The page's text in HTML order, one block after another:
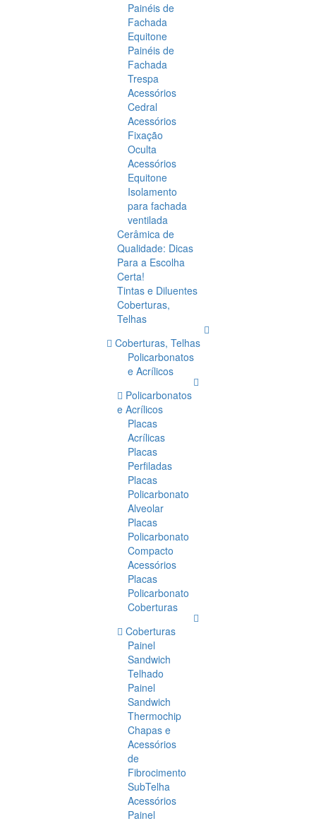
Painéis de
Fachada
Equitone
Painéis de
Fachada
Trespa
Acessórios
Cedral
Acessórios
Fixação
Oculta
Acessórios
Equitone
Isolamento
para fachada
ventilada
Cerâmica de
Qualidade: Dicas
Para a Escolha
Certa!
Tintas e Diluentes
Coberturas,
Telhas
Coberturas, Telhas
Policarbonatos
e Acrílicos
Policarbonatos
e Acrílicos
Placas
Acrílicas
Placas
Perfiladas
Placas
Policarbonato
Alveolar
Placas
Policarbonato
Compacto
Acessórios
Placas
Policarbonato
Coberturas
Coberturas
Painel
Sandwich
Telhado
Painel
Sandwich
Thermochip
Chapas e
Acessórios
de
Fibrocimento
SubTelha
Acessórios
Painel